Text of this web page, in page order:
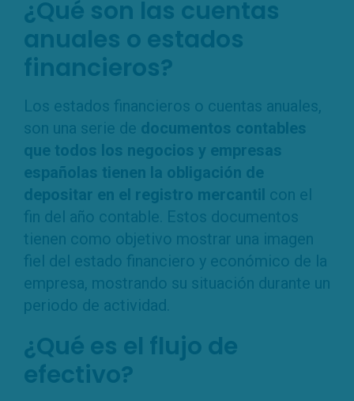
¿Qué son las cuentas
anuales o estados
financieros?
Los estados financieros o cuentas anuales,
son una serie de documentos contables
que todos los negocios y empresas
españolas tienen la obligación de
depositar en el registro mercantil con el
fin del año contable. Estos documentos
tienen como objetivo mostrar una imagen
fiel del estado financiero y económico de la
empresa, mostrando su situación durante un
periodo de actividad.
¿Qué es el flujo de
efectivo?